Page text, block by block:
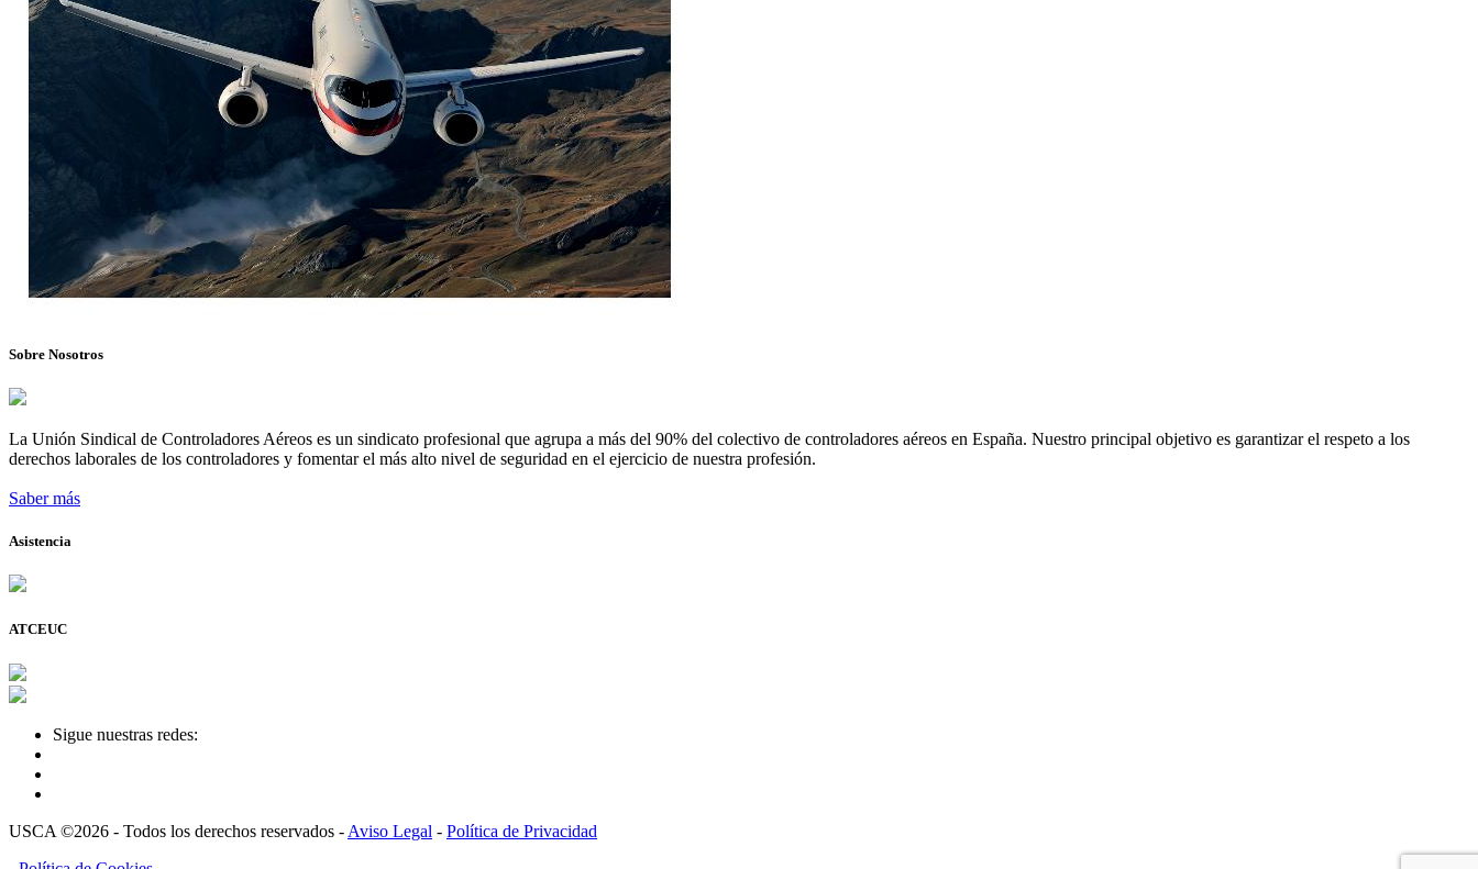
Sobre Nosotros
La Unión Sindical de Controladores Aéreos es un sindicato profesional que agrupa a más del 90% del colectivo de controladores aéreos en España. Nuestro principal objetivo es garantizar el respeto a los
derechos laborales de los controladores y fomentar el más alto nivel de seguridad en el ejercicio de nuestra profesión.
Saber más
Asistencia
ATCEUC
Sigue nuestras redes:
USCA ©2026 - Todos los derechos reservados - Aviso Legal - Política de Privacidad